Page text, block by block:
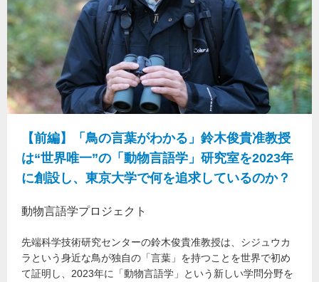
【前編】「鳥の言葉がわかる」鈴木俊貴准教授
は“世界唯一”の「動物言語学」研究室を2023年
に創設し、東京大学で何を追求しているのか？
動物言語学プロジェクト
先端科学技術研究センターの鈴木俊貴准教授は、シジュウカ
ラという身近な鳥が独自の「言葉」を持つことを世界で初め
て証明し、2023年に「動物言語学」という新しい学問分野を